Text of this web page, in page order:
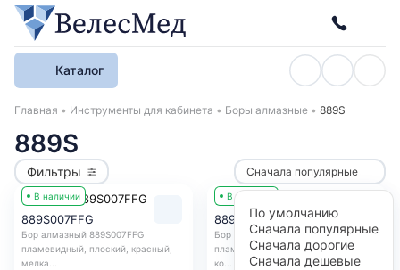
Каталог
Хлебные крошки
Главная Инструменты для кабинета Боры алмазные 889S
889S
Фильтры Сначала популярные
По умолчанию
Сначала популярные
Сначала дорогие
Сначала дешевые
В наличии
889S007FFG
Бор алмазный 889S007FFG
пламевидный, плоский, красный,
мелка...
В наличии
889S007MFG
Бор алмазный 889S007MFG
пламевидный, плоский, синий / без
ко...